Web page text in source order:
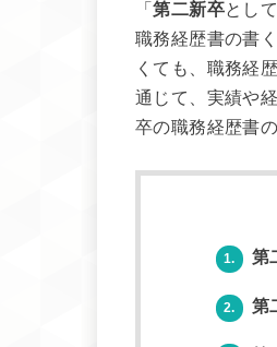
「第二新卒とし
職務経歴書の書
くても、職務経
通じて、実績や
卒の職務経歴書
1. 第
2. 第